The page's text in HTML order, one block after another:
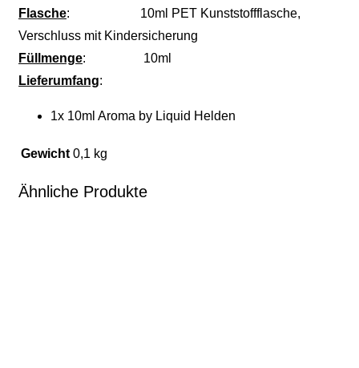
Flasche: 10ml PET Kunststoffflasche,
Verschluss mit Kindersicherung
Füllmenge: 10ml
Lieferumfang:
1x 10ml Aroma by Liquid Helden
Gewicht 0,1 kg
Ähnliche Produkte